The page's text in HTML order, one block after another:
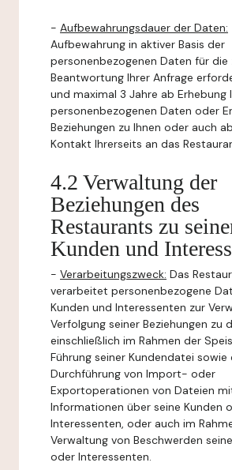
- Aufbewahrungsdauer der Daten:
Aufbewahrung in aktiver Basis der
personenbezogenen Daten für die
Beantwortung Ihrer Anfrage
und maximal 3 Jahre ab Erhebung
personenbezogenen Daten oder
Beziehungen zu Ihnen oder auch
Kontakt Ihrerseits an das
4.2 Verwaltung der
Beziehungen des
Restaurants zu
Kunden und
- Verarbeitungszweck: Das
verarbeitet personenbezogene
Kunden und Interessenten zur
Verfolgung seiner Beziehungen zu
einschließlich im Rahmen der
Führung seiner Kundendatei sowie
Durchführung von Import- oder
Exportoperationen von Dateien
Informationen über seine Kunden
Interessenten, oder auch im
Verwaltung von Beschwerden
oder Interessenten.